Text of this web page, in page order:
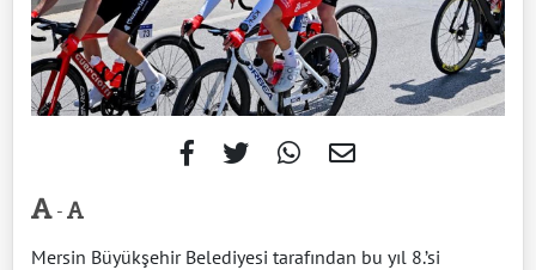
-
Mersin Büyükşehir Belediyesi tarafından bu yıl 8.’si